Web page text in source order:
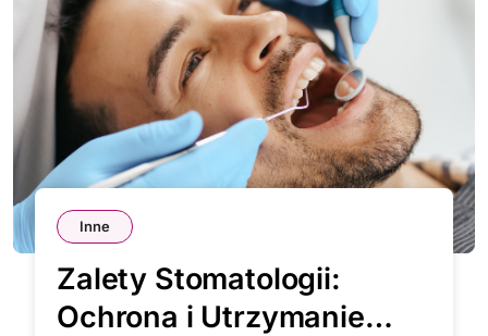
Inne
Zalety Stomatologii:
Ochrona i Utrzymanie